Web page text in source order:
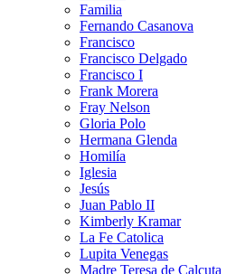
Familia
Fernando Casanova
Francisco
Francisco Delgado
Francisco I
Frank Morera
Fray Nelson
Gloria Polo
Hermana Glenda
Homilía
Iglesia
Jesús
Juan Pablo II
Kimberly Kramar
La Fe Catolica
Lupita Venegas
Madre Teresa de Calcuta